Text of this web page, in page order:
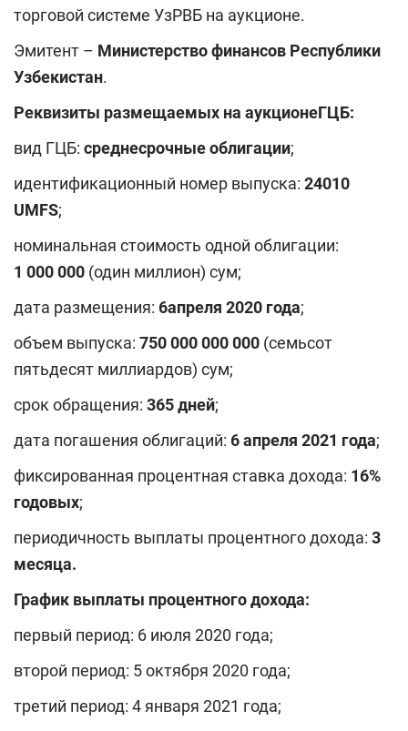
торговой системе УзРВБ на аукционе.
Эмитент – Министерство финансов Республики
Узбекистан.
Реквизиты размещаемых на аукционеГЦБ:
вид ГЦБ: среднесрочные облигации;
идентификационный номер выпуска: 24010
UMFS;
номинальная стоимость одной облигации:
1 000 000 (один миллион) сум;
дата размещения: 6апреля 2020 года;
объем выпуска: 750000 000 000 (семьсот
пятьдесят миллиардов) сум;
срок обращения: 365дней;
дата погашения облигаций: 6 апреля 2021 года;
фиксированная процентная ставка дохода: 16%
годовых;
периодичность выплаты процентного дохода: 3
месяца.
График выплаты процентного дохода:
первый период: 6 июля 2020 года;
второй период: 5 октября 2020 года;
третий период: 4 января 2021 года;